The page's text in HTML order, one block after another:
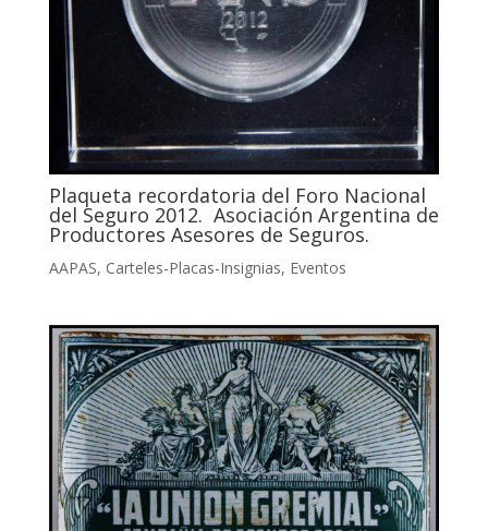
Plaqueta recordatoria del Foro Nacional
del Seguro 2012. Asociación Argentina de
Productores Asesores de Seguros.
AAPAS, Carteles-Placas-Insignias, Eventos